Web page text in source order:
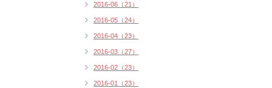
2016-06（21）
2016-05（24）
2016-04（23）
2016-03（27）
2016-02（23）
2016-01（23）